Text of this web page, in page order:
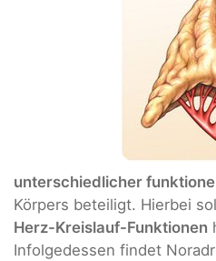
unterschiedlicher
Körpers beteiligt. Hierbei
Herz-Kreislauf-Funktionen
Infolgedessen findet